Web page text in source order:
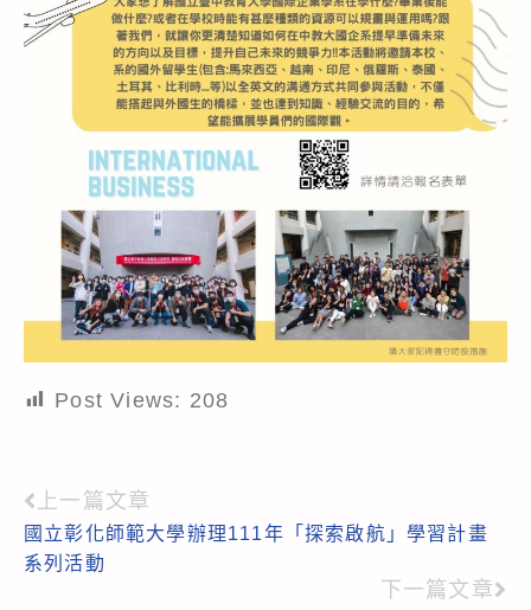
Post Views: 208
Read
more
上一篇文章
國立彰化師範大學辦理111年「探索啟航」學習計畫
系列活動
下一篇文章